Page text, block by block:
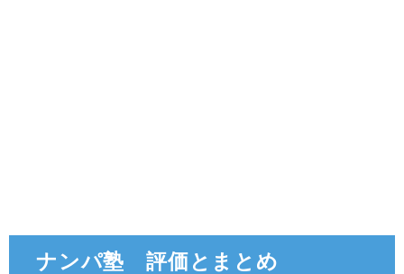
ナンパ塾 評価とまとめ